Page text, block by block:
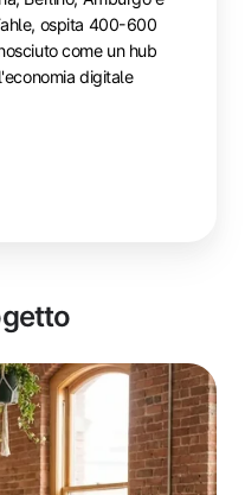
ospita 400-600
come un hub
digitale